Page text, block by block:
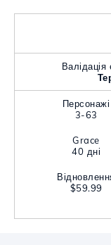
Валідація
Персонажі
3-63
Grace
40 дні
$59.99